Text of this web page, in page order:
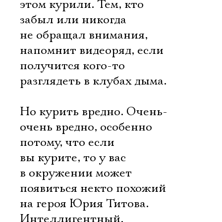
этом курили. Тем, кто
забыл или никогда
не обращал внимания,
напомнит видеоряд, если
получится кого-то
разглядеть в клубах дыма.
Но курить вредно. Очень-
очень вредно, особенно
потому, что если
вы курите, то у вас
в окружении может
появиться некто похожий
на героя Юрия Титова.
Интеллигентный,